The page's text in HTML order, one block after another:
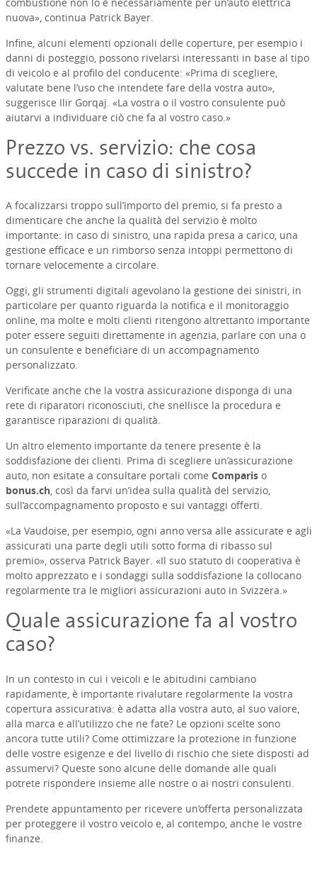
nuova», continua Patrick Bayer.
Infine, alcuni elementi opzionali delle coperture, per esempio i
danni di posteggio, possono rivelarsi interessanti in base al tipo
di veicolo e al profilo del conducente: «Prima di scegliere,
valutate bene l’uso che intendete fare della vostra auto»,
suggerisce Ilir Gorqaj. «La vostra o il vostro consulente può
aiutarvi a individuare ciò che fa al vostro caso.»
Prezzo vs. servizio: che cosa
succede in caso di sinistro?
A focalizzarsi troppo sull’importo del premio, si fa presto a
dimenticare che anche la qualità del servizio è molto
importante: in caso di sinistro, una rapida presa a carico, una
gestione efficace e un rimborso senza intoppi permettono di
tornare velocemente a circolare.
Oggi, gli strumenti digitali agevolano la gestione dei sinistri, in
particolare per quanto riguarda la notifica e il monitoraggio
online, ma molte e molti clienti ritengono altrettanto importante
poter essere seguiti direttamente in agenzia, parlare con una o
un consulente e beneficiare di un accompagnamento
personalizzato.
Verificate anche che la vostra assicurazione disponga di una
rete di riparatori riconosciuti, che snellisce la procedura e
garantisce riparazioni di qualità.
Un altro elemento importante da tenere presente è la
soddisfazione dei clienti. Prima di scegliere un’assicurazione
auto, non esitate a consultare portali come Compariso
bonus.ch, così da farvi un’idea sulla qualità del servizio,
sull’accompagnamento proposto e sui vantaggi offerti.
«La Vaudoise, per esempio, ogni anno versa alle assicurate e agli
assicurati una parte degli utili sotto forma di ribasso sul
premio», osserva Patrick Bayer. «Il suo statuto di cooperativa è
molto apprezzato e i sondaggi sulla soddisfazione la collocano
regolarmente tra le migliori assicurazioni auto in Svizzera.»
Quale assicurazione fa al vostro
caso?
In un contesto in cui i veicoli e le abitudini cambiano
rapidamente, è importante rivalutare regolarmente la vostra
copertura assicurativa: è adatta alla vostra auto, al suo valore,
alla marca e all’utilizzo che ne fate? Le opzioni scelte sono
ancora tutte utili? Come ottimizzare la protezione in funzione
delle vostre esigenze e del livello di rischio che siete disposti ad
assumervi? Queste sono alcune delle domande alle quali
potrete rispondere insieme alle nostre o ai nostri consulenti.
Prendete appuntamento per ricevere un’offerta personalizzata
per proteggere il vostro veicolo e, al contempo, anche le vostre
finanze.